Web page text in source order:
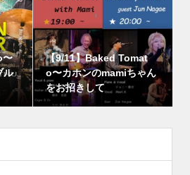
〜
ル
【9/11】Baked Tomat
o〜カホンのmamiちゃん
をお招きして